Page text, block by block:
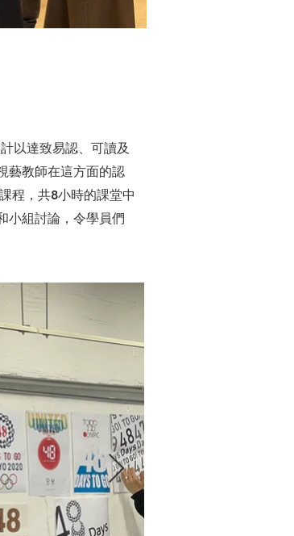
以達致易認、可讀及
藝教師在這方面的認
程，共8小時的課堂中
小組討論，令學員們